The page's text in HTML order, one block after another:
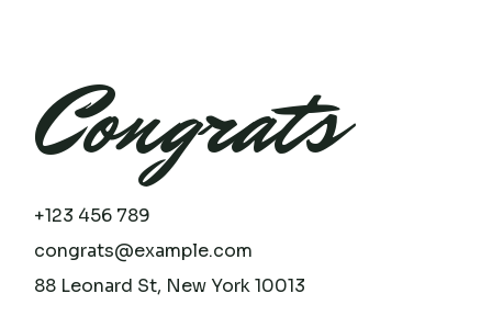
Congrats
+123 456 789
congrats@example.com
88 Leonard St, New York 10013